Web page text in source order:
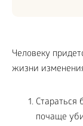
Человеку
жизни
Стараться
почаще